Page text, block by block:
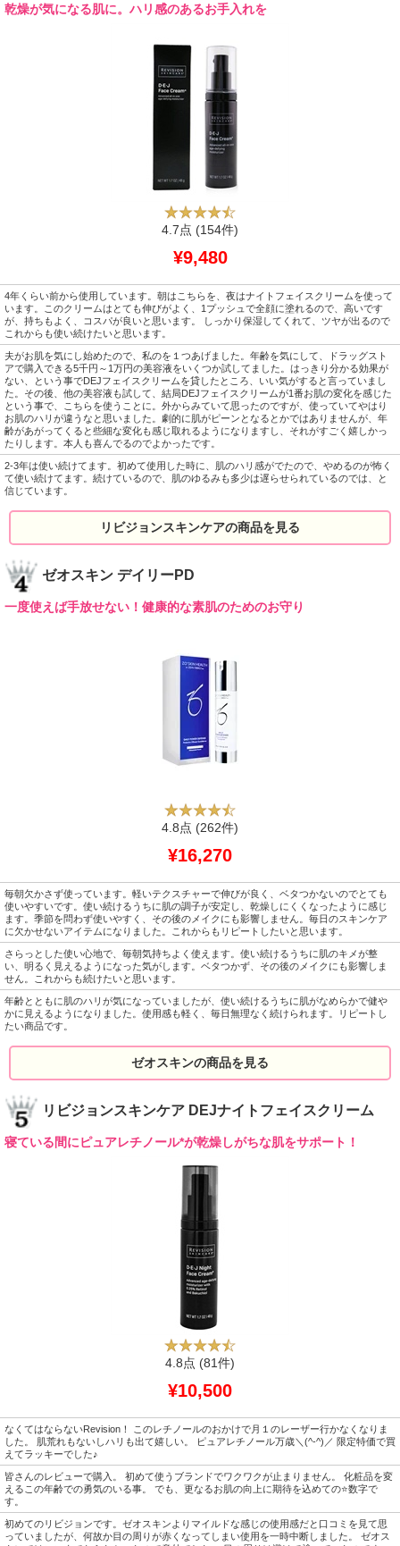
乾燥が気になる肌に。ハリ感のあるお手入れを
4.7点 (154件)
¥9,480
4年くらい前から使用しています。朝はこちらを、夜はナイトフェイスクリームを使って
います。このクリームはとても伸びがよく、1プッシュで全顔に塗れるので、高いです
が、持ちもよく、コスパが良いと思います。 しっかり保湿してくれて、ツヤが出るので
これからも使い続けたいと思います。
夫がお肌を気にし始めたので、私のを１つあげました。年齢を気にして、ドラッグスト
アで購入できる5千円～1万円の美容液をいくつか試してました。はっきり分かる効果が
ない、という事でDEJフェイスクリームを貸したところ、いい気がすると言っていまし
た。その後、他の美容液も試して、結局DEJフェイスクリームが1番お肌の変化を感じた
という事で、こちらを使うことに。外からみていて思ったのですが、使っていてやはり
お肌のハリが違うなと思いました。劇的に肌がピーンとなるとかではありませんが、年
齢があがってくると些細な変化も感じ取れるようになりますし、それがすごく嬉しかっ
たりします。本人も喜んでるのでよかったです。
2-3年は使い続けてます。初めて使用した時に、肌のハリ感がでたので、やめるのが怖く
て使い続けてます。続けているので、肌のゆるみも多少は遅らせられているのでは、と
信じています。
リビジョンスキンケアの商品を見る
ゼオスキン デイリーPD
一度使えば手放せない！健康的な素肌のためのお守り
4.8点 (262件)
¥16,270
毎朝欠かさず使っています。軽いテクスチャーで伸びが良く、ベタつかないのでとても
使いやすいです。使い続けるうちに肌の調子が安定し、乾燥しにくくなったように感じ
ます。季節を問わず使いやすく、その後のメイクにも影響しません。毎日のスキンケア
に欠かせないアイテムになりました。これからもリピートしたいと思います。
さらっとした使い心地で、毎朝気持ちよく使えます。使い続けるうちに肌のキメが整
い、明るく見えるようになった気がします。ベタつかず、その後のメイクにも影響しま
せん。これからも続けたいと思います。
年齢とともに肌のハリが気になっていましたが、使い続けるうちに肌がなめらかで健や
かに見えるようになりました。使用感も軽く、毎日無理なく続けられます。リピートし
たい商品です。
ゼオスキンの商品を見る
リビジョンスキンケア DEJナイトフェイスクリーム
寝ている間にピュアレチノール*が乾燥しがちな肌をサポート！
4.8点 (81件)
¥10,500
なくてはならないRevision！ このレチノールのおかけで月１のレーザー行かなくなりま
した。 肌荒れもないしハリも出て嬉しい。 ピュアレチノール万歳＼(^-^)／ 限定特価で買
えてラッキーでした♪
皆さんのレビューで購入。 初めて使うブランドでワクワクが止まりません。 化粧品を変
えるこの年齢での勇気のいる事。 でも、更なるお肌の向上に期待を込めての⭐️数字で
す。
初めてのリビジョンです。ゼオスキンよりマイルドな感じの使用感だと口コミを見て思
っていましたが、何故か目の周りが赤くなってしまい使用を一時中断しました。 ゼオス